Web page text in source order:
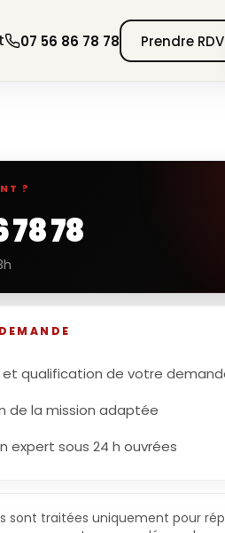
07 56 86 78 78 Prendre RDV
?
78 78
qualification de votre
de la mission adaptée
expert sous 24 h ouvrées
sont traitées uniquement pour